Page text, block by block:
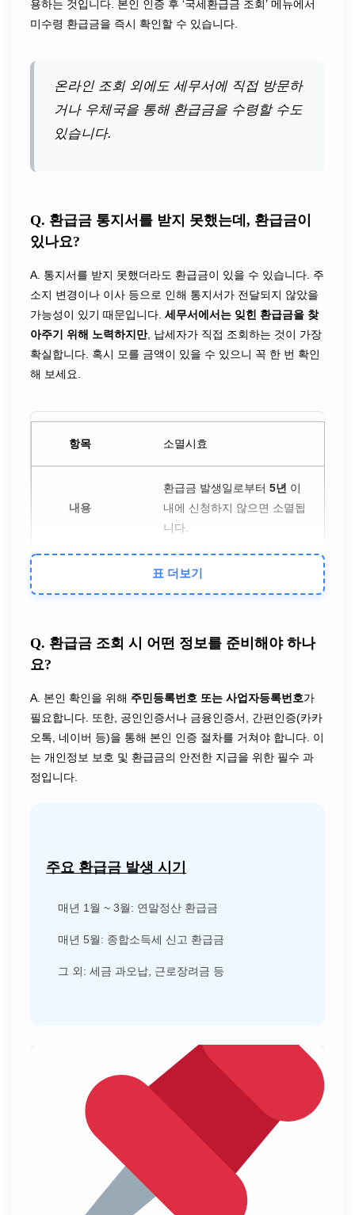
용하는 것입니다. 본인 인증 후 ‘국세환급금 조회’ 메뉴에서
미수령 환급금을 즉시 확인할 수 있습니다.
온라인 조회 외에도 세무서에 직접 방문하
거나 우체국을 통해 환급금을 수령할 수도
있습니다.
Q. 환급금 통지서를 받지 못했는데, 환급금이
있나요?
A. 통지서를 받지 못했더라도 환급금이 있을 수 있습니다. 주
소지 변경이나 이사 등으로 인해 통지서가 전달되지 않았을
가능성이 있기 때문입니다.세무서에서는 잊힌 환급금을 찾
아주기 위해 노력하지만, 납세자가 직접 조회하는 것이 가장
확실합니다. 혹시 모를 금액이 있을 수 있으니 꼭 한 번 확인
해 보세요.
소멸시효
환급금 발생일로부터5년 이
내에 신청하지 않으면 소멸됩
니다.
수수료
가 전혀 없습니다. 수수료 요
표 더보기
Q. 환급금 조회 시 어떤 정보를 준비해야 하나
요?
A. 본인 확인을 위해 주민등록번호 또는 사업자등록번호가
필요합니다. 또한, 공인인증서나 금융인증서, 간편인증(카카
오톡, 네이버 등)을 통해 본인 인증 절차를 거쳐야 합니다. 이
는 개인정보 보호 및 환급금의 안전한 지급을 위한 필수 과
정입니다.
주요 환급금 발생 시기
매년 1월 ~ 3월: 연말정산 환급금
매년 5월: 종합소득세 신고 환급금
그 외: 세금 과오납, 근로장려금 등